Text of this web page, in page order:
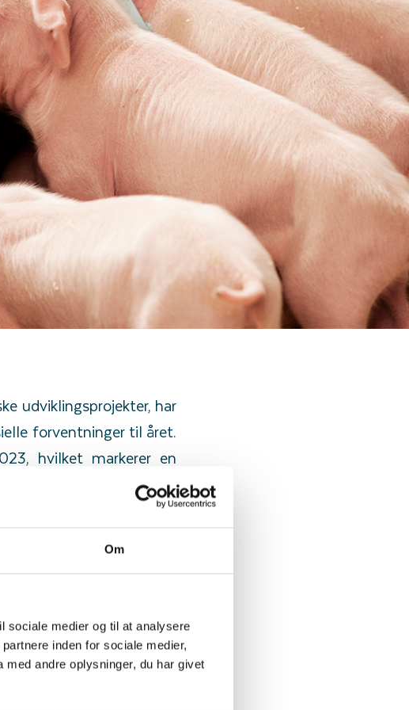
Om
sociale medier og til at analysere
inden for sociale medier,
andre oplysninger, du har givet
udviklingsprojekter, har
forventninger til året.
hvilket markerer en
understreger selskabets
foranderligt marked
resultater afspejler ikke
til konstant at
for Danish Genetics.
er et vidnesbyrd om
og vi ser det som